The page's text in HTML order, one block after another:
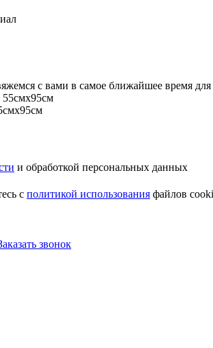
с вами в самое ближайшее время для
и обработкой персональных данных
с политикой использования файлов
звонок